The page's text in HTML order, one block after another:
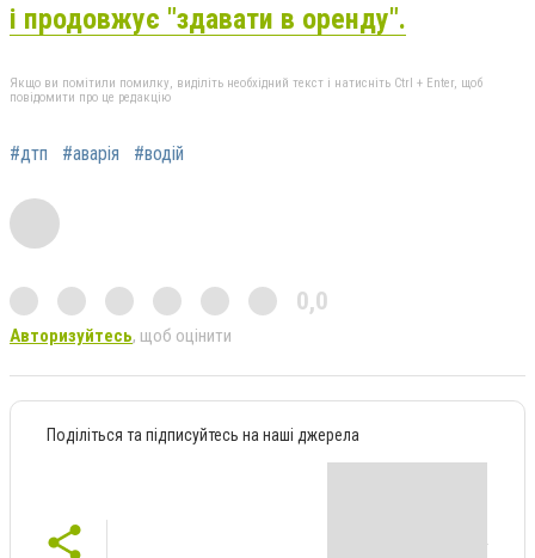
і продовжує "здавати в оренду".
Якщо ви помітили помилку, виділіть необхідний текст і натисніть Ctrl + Enter, щоб
повідомити про це редакцію
#дтп #аварія #водій
0,0
Авторизуйтесь, щоб оцінити
Поділіться та підписуйтесь на наші джерела